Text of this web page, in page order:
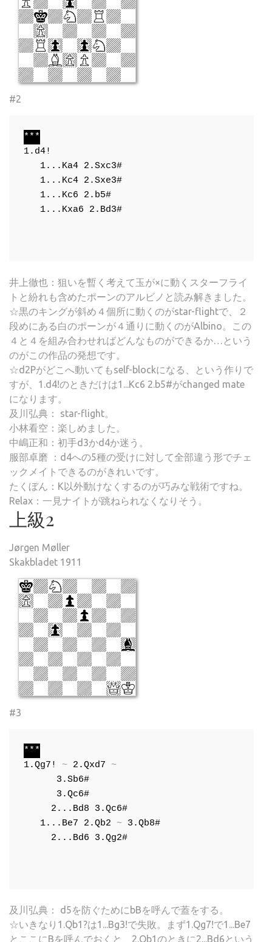
#2
***
1.d4!
1...Ka4 2.Sxc3#
1...Kc4 2.Sxe3#
1...Kc6
2.b5#
1...Kxa6
2.Bd3#
井上徹也：狙いを暫く考えて玉が×に動くスターフライ
トと紛れも含めたポーンのアルビノと読み解きました。
☆黒のキングが斜め４個所に動くのがstar-flightで、２
段めにある白のポーンが４通りに動くのがAlbino。この
４と４を組み合わせればどんなものができるか…という
のがこの作品の発想です。
☆d2Pがどこへ動いてもself-blockになる、という作りで
すが、1.d4!のときだけは1...Kc6 2.b5#がchanged mate
になります。
及川弘典： star-flight。
小林看空：楽しめました。
中嶋正和：初手d3かd4か迷う。
服部卓磨 ：d4への5種の受けに対して全部違う形でチェ
ックメイトできるのがきれいです。
たくぼん：K以外動けなくするのが巧みな戦術ですね。
Relax：一見ナイトが跳ねられなくなりそう。
上級2
Jørgen Møller
Skakbladet 1911
#3
***
1.Qg7!
~ 2.Qxd7 ~
3.Sb6#
3.Qc6#
2...Bd8
3.Qc6#
1...Be7
2.Qb2 ~ 3.Qb8#
2...Bd6
3.Qg2#
及川弘典： d5を防ぐためにbBを呼んで蓋をする。
☆いきなり1.Qb1?は1...Bg3!で失敗。まず1.Qg7!で1...Be7
とここにBを呼んでおくと、2.Qb1のときに2...Bd6という